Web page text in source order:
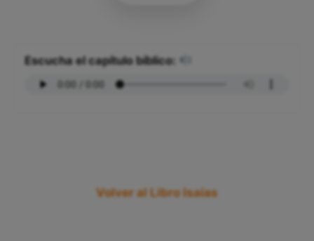
Escucha el capítulo bíblico:
Volver al Libro Isaías